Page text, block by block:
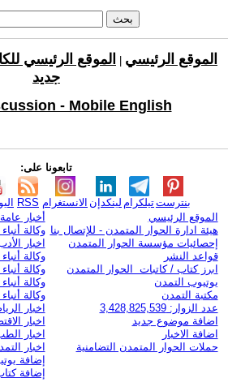
الموقع الرئيسي الموقع الرئيسي
جديد
- Mobile English
تابعونا على:
RSS الانستغرام لينكدإن تيلكرامبنترست
الموقع الرئيسي
هيئة ادارة الحوار المتمدن - للإتصال بنا
إحصائيات مؤسسة الحوار المتمدن
قواعد النشر
ابرز كتاب / كاتبات الحوار المتمدن
يوتيوب التمدن
مكتبة التمدن
عدد الزوار: 3,428,825,539
اضافة موضوع جديد
اضافة الاخبار
حملات الحوار المتمدن التضامنية
أخبار عامة
وكالة
اخبار
وكالة
وكالة
وكالة
وكالة
اخبار
اخبار
اخبار
اخبار
إضافة
إضافة